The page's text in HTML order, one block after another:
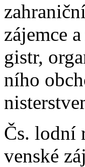
zájemce
gistr,
ního
Čs. lodní
venské